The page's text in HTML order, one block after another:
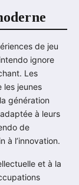
de jeu
ignore
Les
les jeunes
génération
à leurs
de
à l’innovation.
et à la